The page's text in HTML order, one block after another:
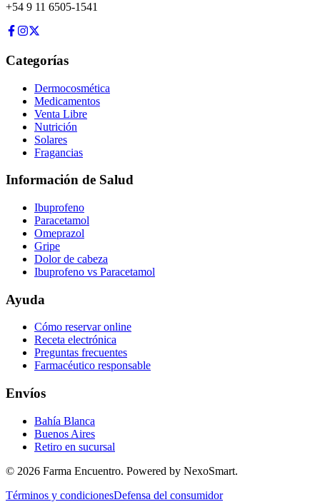
+54 9 11 6505-1541
Categorías
Dermocosmética
Medicamentos
Venta Libre
Nutrición
Solares
Fragancias
Información de Salud
Ibuprofeno
Paracetamol
Omeprazol
Gripe
Dolor de cabeza
Ibuprofeno vs Paracetamol
Ayuda
Cómo reservar online
Receta electrónica
Preguntas frecuentes
Farmacéutico responsable
Envíos
Bahía Blanca
Buenos Aires
Retiro en sucursal
© 2026 Farma Encuentro. Powered by NexoSmart.
Términos y condicionesDefensa del consumidor